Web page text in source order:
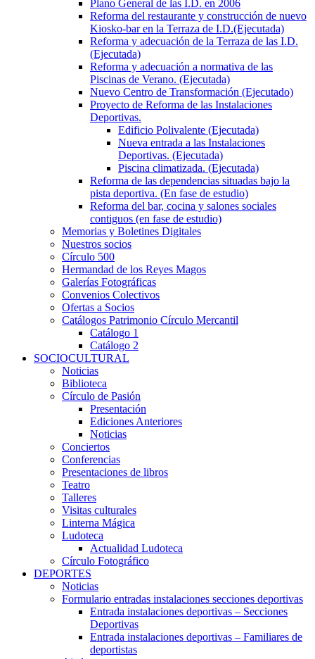
Plano General de las I.D. en 2006
Reforma del restaurante y construcción de nuevo
Kiosko-bar en la Terraza de I.D.(Ejecutada)
Reforma y adecuación de la Terraza de las I.D.
(Ejecutada)
Reforma y adecuación a normativa de las
Piscinas de Verano. (Ejecutada)
Nuevo Centro de Transformación (Ejecutado)
Proyecto de Reforma de las Instalaciones
Deportivas.
Edificio Polivalente (Ejecutada)
Nueva entrada a las Instalaciones
Deportivas. (Ejecutada)
Piscina climatizada. (Ejecutada)
Reforma de las dependencias situadas bajo la
pista deportiva. (En fase de estudio)
Reforma del bar, cocina y salones sociales
contiguos (en fase de estudio)
Memorias y Boletines Digitales
Nuestros socios
Círculo 500
Hermandad de los Reyes Magos
Galerías Fotográficas
Convenios Colectivos
Ofertas a Socios
Catálogos Patrimonio Círculo Mercantil
Catálogo 1
Catálogo 2
SOCIOCULTURAL
Noticias
Biblioteca
Círculo de Pasión
Presentación
Ediciones Anteriores
Noticias
Conciertos
Conferencias
Presentaciones de libros
Teatro
Talleres
Visitas culturales
Linterna Mágica
Ludoteca
Actualidad Ludoteca
Círculo Fotográfico
DEPORTES
Noticias
Formulario entradas instalaciones secciones deportivas
Entrada instalaciones deportivas – Secciones
Deportivas
Entrada instalaciones deportivas – Familiares de
deportistas